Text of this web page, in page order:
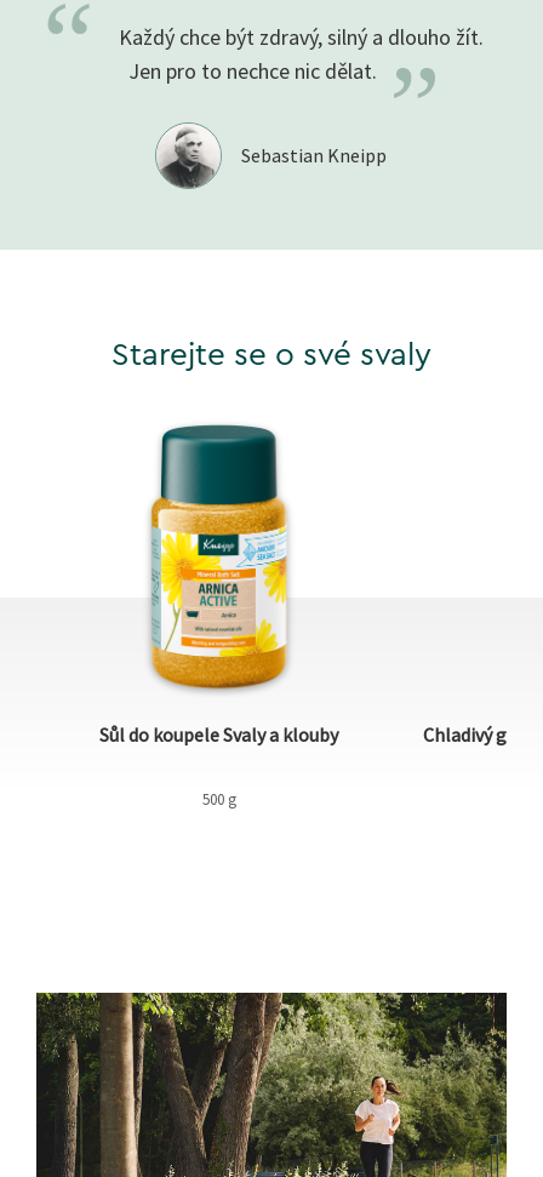
“
Každý chce být zdravý, silný a dlouho žít.
Jen pro to nechce nic dělat. ”
Sebastian Kneipp
Starejte se o své svaly
Sůl do koupele Svaly a klouby
500 g
Chladivý gel s